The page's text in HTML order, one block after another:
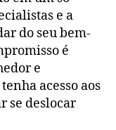
e a
do seu bem-
é
e
acesso aos
se deslocar